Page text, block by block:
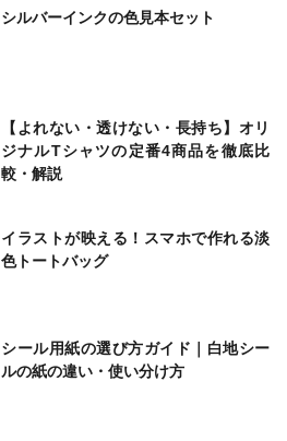
シルバーインクの色見本セット
【よれない・透けない・長持ち】オリ
ジナルTシャツの定番4商品を徹底比
較・解説
イラストが映える！スマホで作れる淡
色トートバッグ
シール用紙の選び方ガイド｜白地シー
ルの紙の違い・使い分け方